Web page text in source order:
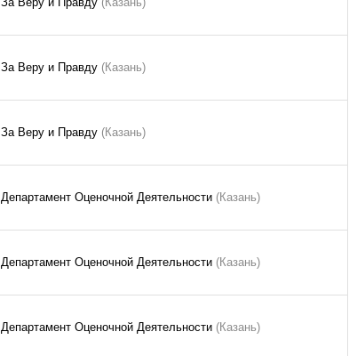
За Веру и Правду (Казань)
За Веру и Правду (Казань)
Департамент Оценочной Деятельности (Казань)
Департамент Оценочной Деятельности (Казань)
Департамент Оценочной Деятельности (Казань)